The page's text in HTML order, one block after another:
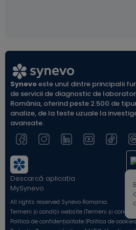
Synevoeste unul dintre principalii
de servicii de diagnostic de
România, oferind peste 2.500 de
analize, de la teste uzuale la
avansate.
Descarcă aplicația
MySynevo
All rights reserved Synevo Romania.
Termeni și condiții website |Termeni și condiții
Politica de confidențialitate |Politica de